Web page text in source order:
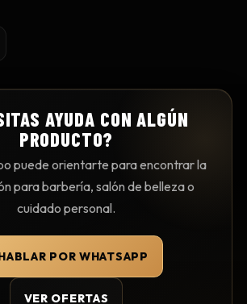
AYUDA CON ALGÚN
PRODUCTO?
puede orientarte para encontrar la
para barbería, salón de belleza o
cuidado personal.
POR WHATSAPP
VER OFERTAS